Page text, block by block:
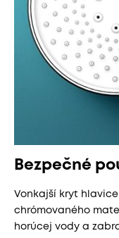
Bezpečné
Vonkajší kryt
chrómovaného
horúcej vody a